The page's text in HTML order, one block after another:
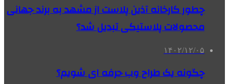
چطور کارخانه آذین پلاست از مشهد به برند جهانی
محصولات پلاستیکی تبدیل شد؟
۱۴۰۲/۱۲/۰۵
چگونه یک طراح وب حرفه ای شویم؟